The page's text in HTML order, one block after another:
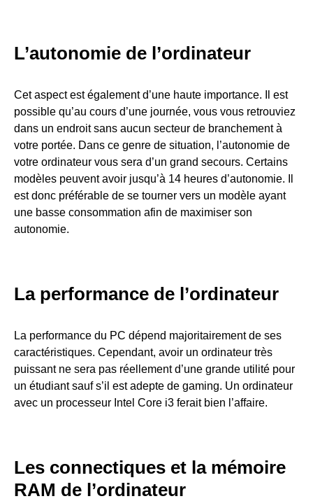
L’autonomie de l’ordinateur
Cet aspect est également d’une haute importance. Il est
possible qu’au cours d’une journée, vous vous retrouviez
dans un endroit sans aucun secteur de branchement à
votre portée. Dans ce genre de situation, l’autonomie de
votre ordinateur vous sera d’un grand secours. Certains
modèles peuvent avoir jusqu’à 14 heures d’autonomie. Il
est donc préférable de se tourner vers un modèle ayant
une basse consommation afin de maximiser son
autonomie.
La performance de l’ordinateur
La performance du PC dépend majoritairement de ses
caractéristiques. Cependant, avoir un ordinateur très
puissant ne sera pas réellement d’une grande utilité pour
un étudiant sauf s’il est adepte de gaming. Un ordinateur
avec un processeur Intel Core i3 ferait bien l’affaire.
Les connectiques et la mémoire
RAM de l’ordinateur